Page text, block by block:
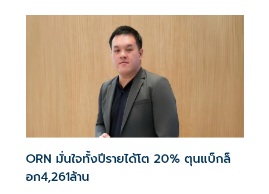
ORN มั่นใจทั้งปีรายได้โต 20% ตุนแบ็กล็
อก4,261ล้าน